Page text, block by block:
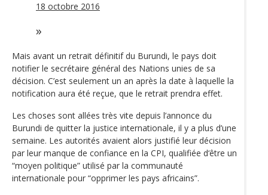
18 octobre 2016
Mais avant un retrait définitif du Burundi, le pays doit
notifier le secrétaire général des Nations unies de sa
décision. C’est seulement un an après la date à laquelle la
notification aura été reçue, que le retrait prendra effet.
Les choses sont allées très vite depuis l’annonce du
Burundi de quitter la justice internationale, il y a plus d’une
semaine. Les autorités avaient alors justifié leur décision
par leur manque de confiance en la CPI, qualifiée d‘être un
“moyen politique” utilisé par la communauté
internationale pour “opprimer les pays africains”.